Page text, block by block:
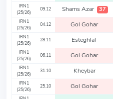
IRN1
(25/26)
09.12 Shams Azar 37
IRN1
(25/26)
04.12 Gol Gohar
IRN1
(25/26)
28.11 Esteghlal
IRN1
(25/26)
06.11 Gol Gohar
IRN1
(25/26)
31.10 Kheybar
IRN1
(25/26)
25.10 Gol Gohar